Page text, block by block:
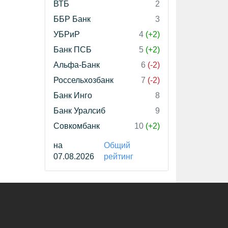
ВТБ
2
ББР Банк
3
УБРиР
4 (+2)
Банк ПСБ
5 (+2)
Альфа-Банк
6 (-2)
Россельхозбанк
7 (-2)
Банк Инго
8
Банк Уралсиб
9
Совкомбанк
10 (+2)
на
07.08.2026
Общий
рейтинг